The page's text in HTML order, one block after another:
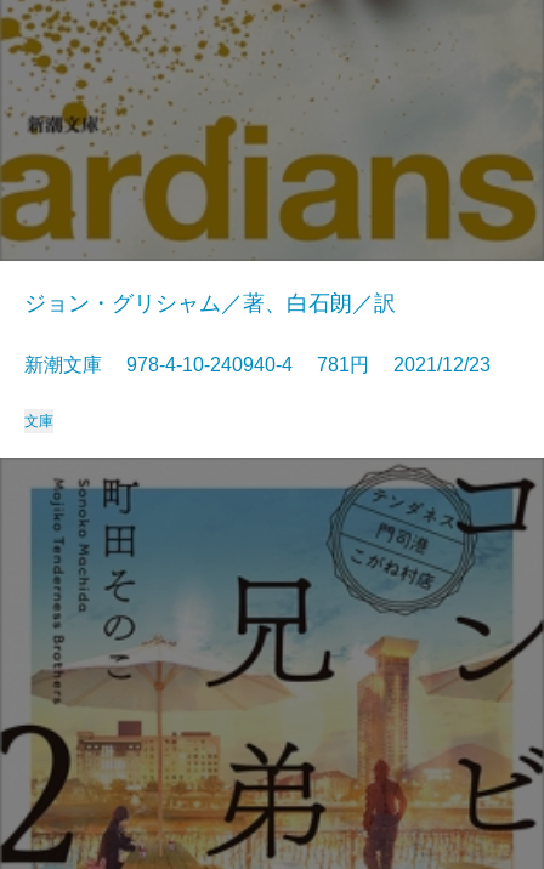
ジョン・グリシャム／著、白石朗／訳
新潮文庫 978-4-10-240940-4 781円 2021/12/23
文庫